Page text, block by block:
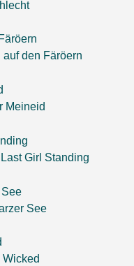
auf den Färöern
Meineid
Last Girl Standing
See
Wicked